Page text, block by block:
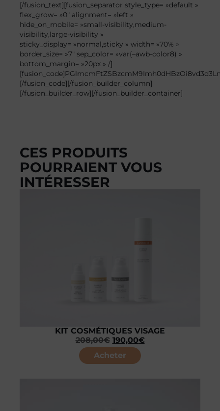
[/fusion_text][fusion_separator style_type= »default »
flex_grow= »0″ alignment= »left »
hide_on_mobile= »small-visibility,medium-
visibility,large-visibility »
sticky_display= »normal,sticky » width= »70% »
border_size= »7″ sep_color= »var(–awb-color8) »
bottom_margin= »20px » /]
[/fusion_code][/fusion_builder_column]
[/fusion_builder_row][/fusion_builder_container]
CES PRODUITS
POURRAIENT VOUS
INTÉRESSER
KIT COSMÉTIQUES VISAGE
208,00€ 190,00€
Acheter